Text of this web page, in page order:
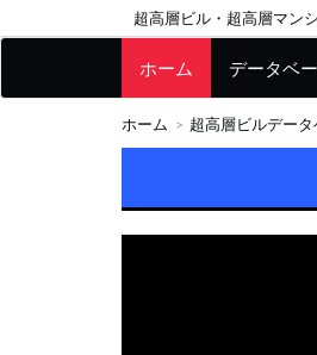
超高層ビル・超高層マン
ホーム データベ
ホーム 超高層ビルデータ